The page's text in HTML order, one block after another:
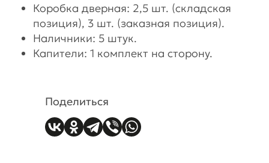
Коробка дверная: 2,5 шт. (складская
позиция), 3 шт. (заказная позиция).
Наличники: 5 штук.
Капители: 1 комплект на сторону.
Поделиться